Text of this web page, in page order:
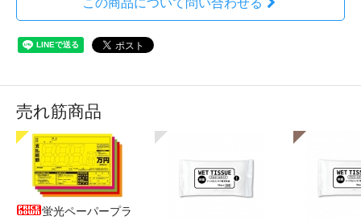
この商品について問い合わせる
売れ筋商品
蛍光ペーパープラ